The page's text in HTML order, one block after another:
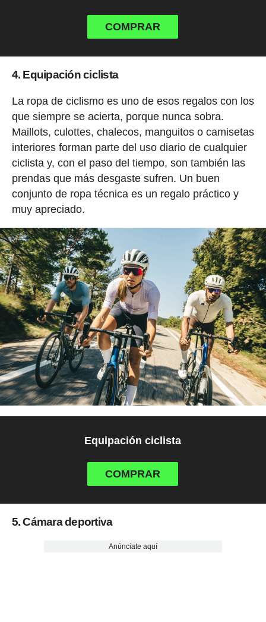
COMPRAR
4. Equipación ciclista
La ropa de ciclismo es uno de esos regalos con los
que siempre se acierta, porque nunca sobra.
Maillots, culottes, chalecos, manguitos o camisetas
interiores forman parte del uso diario de cualquier
ciclista y, con el paso del tiempo, son también las
prendas que más desgaste sufren. Un buen
conjunto de ropa técnica es un regalo práctico y
muy apreciado.
Equipación ciclista
COMPRAR
5. Cámara deportiva
Anúnciate aquí